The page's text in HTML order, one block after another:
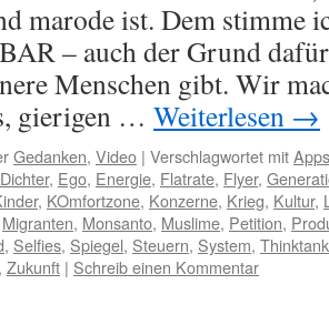
marode ist. Dem stimme
– auch der Grund
Menschen gibt. Wir
gierigen … Weiterlesen →
Gedanken, Video | Verschlagwortet mitApps
Dichter, Ego, Energie, Flatrate, Flyer,
, KOmfortzone, Konzerne, Krieg, Kultur,
Migranten, Monsanto, Muslime, Petition,
, Selfies, Spiegel, Steuern, System,
, Zukunft | Schreib einen Kommentar